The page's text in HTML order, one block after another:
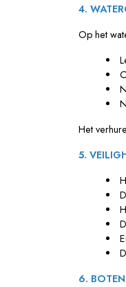
4.
Op het
Het
5.
6.